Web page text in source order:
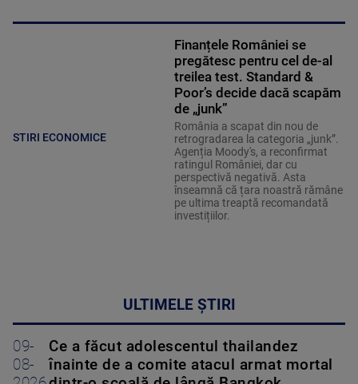
STIRI ECONOMICE
Finanțele României se
pregătesc pentru cel de-al
treilea test. Standard &
Poor’s decide dacă scapăm
de „junk”
România a scapat din nou de
retrogradarea la categoria „junk”.
Agenția Moody's, a reconfirmat
ratingul României, dar cu
perspectivă negativă. Asta
înseamnă că țara noastră rămâne
pe ultima treaptă recomandată
investițiilor.
ULTIMELE ȘTIRI
09-
08-
Ce a făcut adolescentul thailandez
înainte de a comite atacul armat mortal